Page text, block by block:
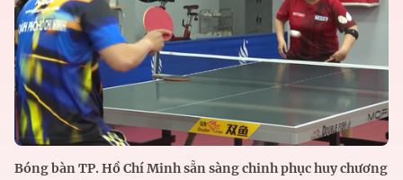
Bóng bàn TP. Hồ Chí Minh sẵn sàng chinh phục huy chương